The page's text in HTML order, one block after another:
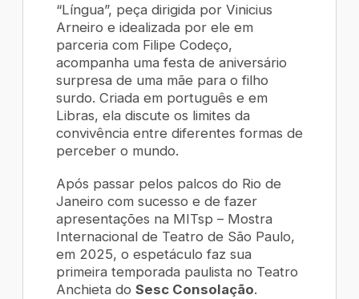
“Língua”, peça dirigida por Vinicius
Arneiro e idealizada por ele em
parceria com Filipe Codeço,
acompanha uma festa de aniversário
surpresa de uma mãe para o filho
surdo. Criada em português e em
Libras, ela discute os limites da
convivência entre diferentes formas de
perceber o mundo.
Após passar pelos palcos do Rio de
Janeiro com sucesso e de fazer
apresentações na MITsp – Mostra
Internacional de Teatro de São Paulo,
em 2025, o espetáculo faz sua
primeira temporada paulista no Teatro
Anchieta doSesc Consolação.